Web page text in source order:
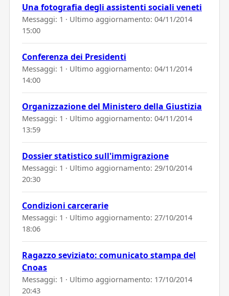
Una fotografia degli assistenti sociali veneti
Messaggi: 1 · Ultimo aggiornamento: 04/11/2014
15:00
Conferenza dei Presidenti
Messaggi: 1 · Ultimo aggiornamento: 04/11/2014
14:00
Organizzazione del Ministero della Giustizia
Messaggi: 1 · Ultimo aggiornamento: 04/11/2014
13:59
Dossier statistico sull'immigrazione
Messaggi: 1 · Ultimo aggiornamento: 29/10/2014
20:30
Condizioni carcerarie
Messaggi: 1 · Ultimo aggiornamento: 27/10/2014
18:06
Ragazzo seviziato: comunicato stampa del
Cnoas
Messaggi: 1 · Ultimo aggiornamento: 17/10/2014
20:43